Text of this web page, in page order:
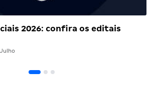
2026: confira os editais